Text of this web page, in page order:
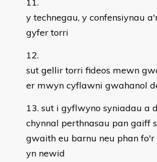
y technegau, y confensiynau
gyfer torri
sut gellir torri fideos mewn
er mwyn cyflawni gwahanol
sut i gyflwyno syniadau a
chynnal perthnasau pan gaiff
gwaith eu barnu neu phan
yn newid